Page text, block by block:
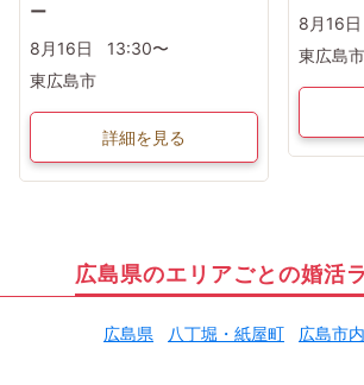
ー
8月16日
13:30〜
東広島市
詳細を見る
8月16日
東広島市
広島県のエリアごとの婚活
広島県 八丁堀・紙屋町 広島市